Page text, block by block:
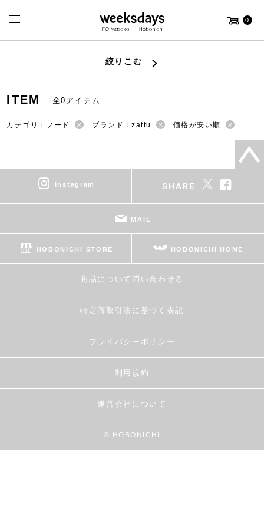
0
絞りこむ
ITEM 全0アイテム
カテゴリ：フード ブランド：zattu 価格が安い順
instagram SHARE
MAIL
HOBONICHI STORE HOBONICHI HOME
商品について問い合わせる
特定商取引法に基づく表記
プライバシーポリシー
利用規約
運営会社について
© HOBONICHI